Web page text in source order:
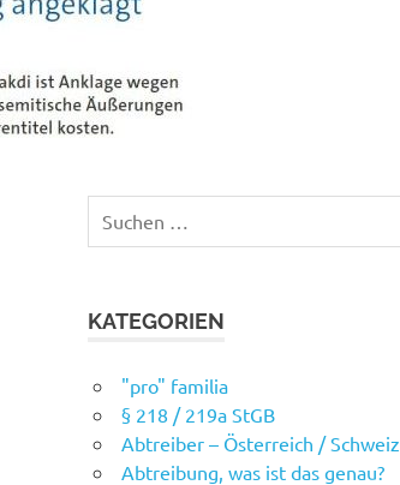
Suchen
KATEGORIEN
"pro" familia
§ 218 / 219a StGB
Abtreiber – Österreich / Schweiz
Abtreibung, was ist das genau?